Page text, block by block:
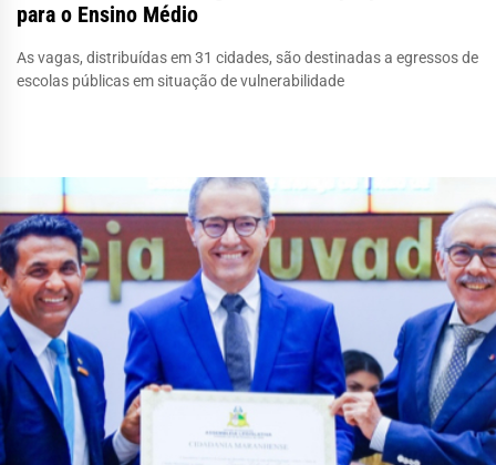
para o Ensino Médio
As vagas, distribuídas em 31 cidades, são destinadas a egressos de
escolas públicas em situação de vulnerabilidade